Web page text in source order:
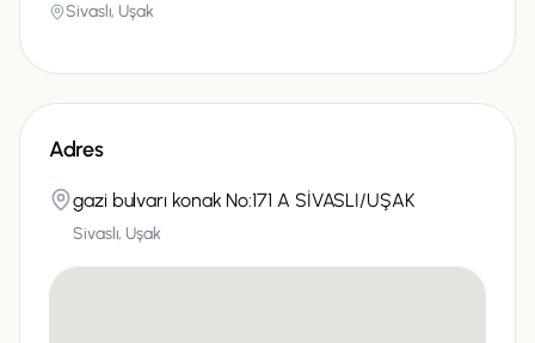
Sivaslı, Uşak
Adres
gazi bulvarı konak No:171 A SİVASLI/UŞAK
Sivaslı, Uşak